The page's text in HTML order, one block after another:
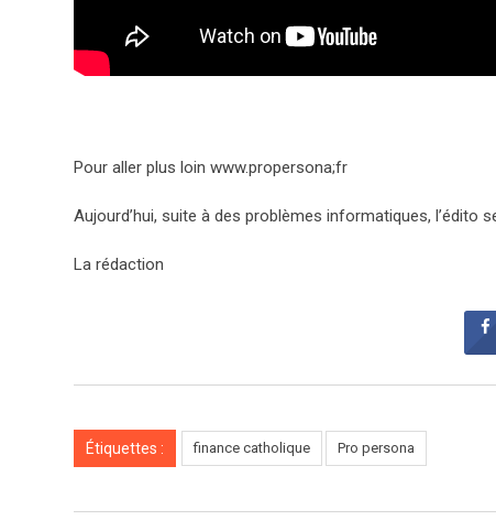
Pour aller plus loin www.propersona;fr
Aujourd’hui, suite à des problèmes informatiques, l’édito
La rédaction
Étiquettes : finance catholique Pro persona